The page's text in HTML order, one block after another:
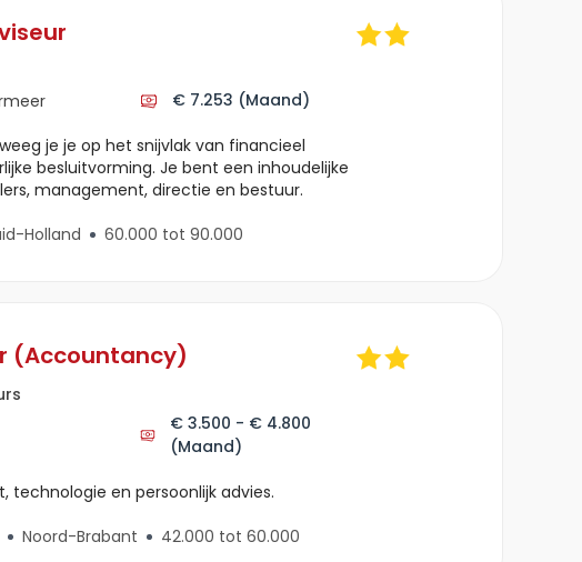
€ 7.253 (Maand)
je je op het snijvlak van financieel
besluitvorming. Je bent een inhoudelijke
management, directie en bestuur.
Holland 60.000 tot 90.000
(Accountancy)
€ 3.500 - € 4.800
(Maand)
technologie en persoonlijk advies.
Noord-Brabant 42.000 tot 60.000